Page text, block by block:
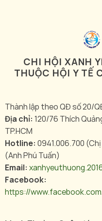
CHI HỘI XANH
THUỘC HỘI Y TẾ
Thành lập theo QĐ số 20/
Địa chỉ: 120/76 Thích
TP.HCM
Hotline: 0941.006.700
(Anh Phú Tuấn)
Email:
Facebook:
https://